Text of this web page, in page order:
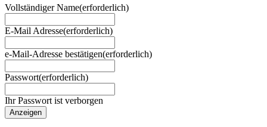
Vollständiger Name(erforderlich)
E-Mail Adresse(erforderlich)
e-Mail-Adresse bestätigen(erforderlich)
Passwort(erforderlich)
Ihr Passwort ist verborgen
Anzeigen